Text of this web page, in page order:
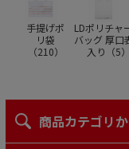
手提げポ
リ袋
（210）
LDポリチャ
バッグ 厚口
入り（5）
商品カテゴリ